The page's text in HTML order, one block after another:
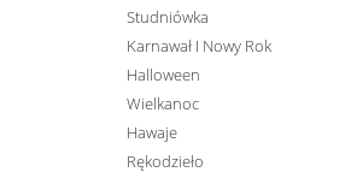
Studniówka
Karnawał I Nowy Rok
Halloween
Wielkanoc
Hawaje
Rękodzieło